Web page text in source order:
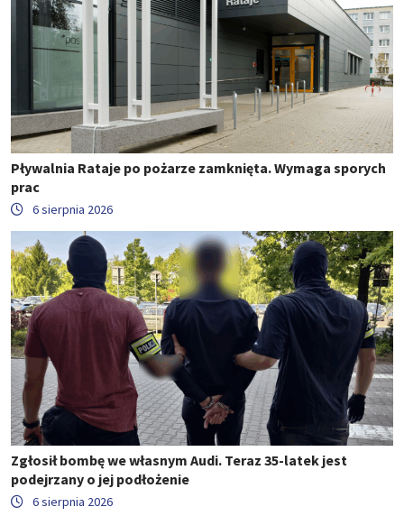
Pływalnia Rataje po pożarze zamknięta. Wymaga sporych
prac
6 sierpnia 2026
Zgłosił bombę we własnym Audi. Teraz 35-latek jest
podejrzany o jej podłożenie
6 sierpnia 2026